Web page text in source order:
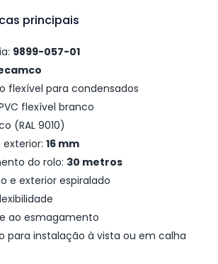
principais
9899-057-01
flexível para condensados
flexível branco
(RAL 9010)
16 mm
do rolo: 30 metros
e exterior espiralado
ao esmagamento
para instalação à vista ou em calha